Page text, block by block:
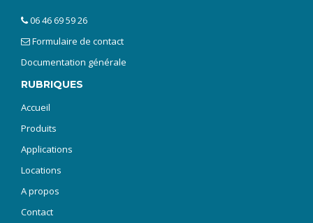
06 46 69 59 26
Formulaire de contact
Documentation générale
RUBRIQUES
Accueil
Produits
Applications
Locations
A propos
Contact